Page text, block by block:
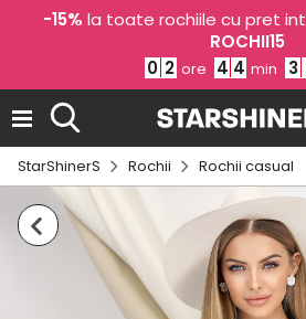
-15% la toate rochiile cu pret
ROCHII15
0 2 ore 4 4 min 3
StarShinerS Rochii Rochii casual